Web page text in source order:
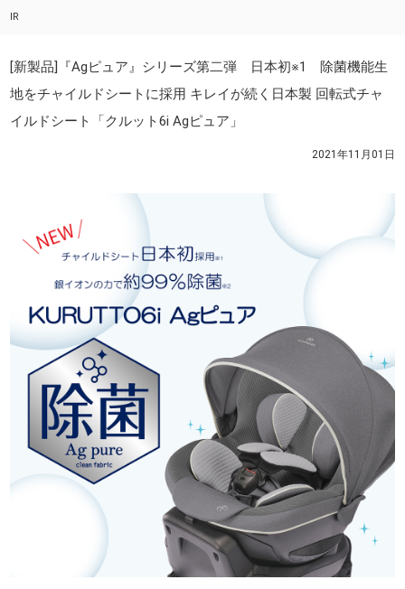
IR
[新製品]『Agピュア』シリーズ第二弾 日本初※1 除菌機能生
地をチャイルドシートに採用 キレイが続く日本製 回転式チャ
イルドシート「クルット6i Agピュア」
2021年11月01日